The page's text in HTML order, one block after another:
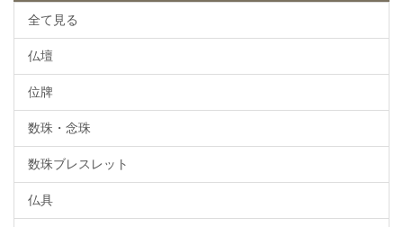
全て見る
仏壇
位牌
数珠・念珠
数珠ブレスレット
仏具